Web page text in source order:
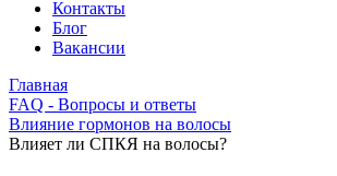
Контакты
Блог
Вакансии
Главная
FAQ - Вопросы и ответы
Влияние гормонов на волосы
Влияет ли СПКЯ на волосы?